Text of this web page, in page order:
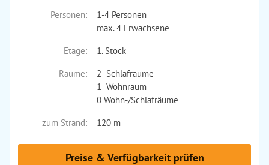
Personen:
1-4 Personen
max. 4 Erwachsene
Etage:
1. Stock
Räume:
2 Schlafräume
1 Wohnraum
0 Wohn-/Schlafräume
zum Strand:
120 m
Preise & Verfügbarkeit prüfen